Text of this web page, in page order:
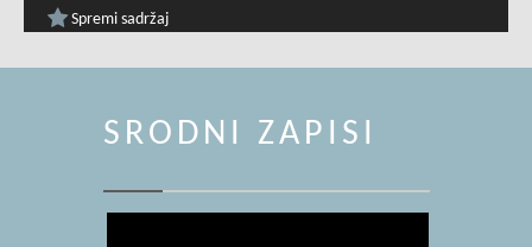
Spremi sadržaj
SRODNI ZAPISI